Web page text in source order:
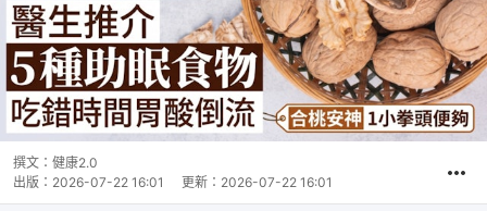
撰文： 健康2.0
出版： 2026-07-22 16:01 更新： 2026-07-22 16:01